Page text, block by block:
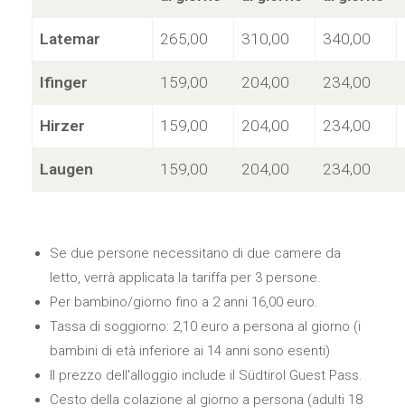
Latemar 265,00 310,00 340,00
Ifinger 159,00 204,00 234,00
Hirzer 159,00 204,00 234,00
Laugen 159,00 204,00 234,00
Se due persone necessitano di due camere da
letto, verrà applicata la tariffa per 3 persone.
Per bambino/giorno fino a 2 anni 16,00 euro.
Tassa di soggiorno: 2,10 euro a persona al giorno (i
bambini di età inferiore ai 14 anni sono esenti)
Il prezzo dell'alloggio include il Südtirol Guest Pass.
Cesto della colazione al giorno a persona (adulti 18